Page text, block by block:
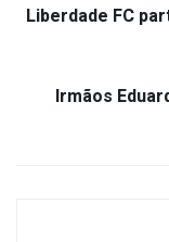
Liberdade FC
Irmãos